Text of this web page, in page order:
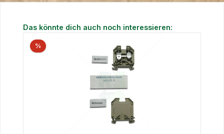
Produktgalerie überspringen
Das könnte dich auch noch interessieren:
%